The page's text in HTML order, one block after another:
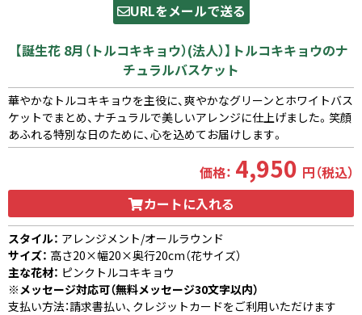
URLをメールで送る
【誕生花 8月（トルコキキョウ）(法人）】トルコキキョウのナ
チュラルバスケット
華やかなトルコキキョウを主役に、爽やかなグリーンとホワイトバス
ケットでまとめ、ナチュラルで美しいアレンジに仕上げました。笑顔
あふれる特別な日のために、心を込めてお届けします。
価格： 4,950 円（税込）
カートに入れる
スタイル： アレンジメント/オールラウンド
サイズ： 高さ20×幅20×奥行20cm（花サイズ）
主な花材： ピンクトルコキキョウ
※メッセージ対応可（無料メッセージ30文字以内）
支払い方法：請求書払い、クレジットカードをご利用いただけます